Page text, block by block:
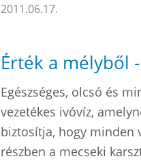
2011.06.17.
Érték a mélyből
Egészséges, olcsó és
vezetékes ivóvíz,
biztosítja, hogy minden
részben a mecseki